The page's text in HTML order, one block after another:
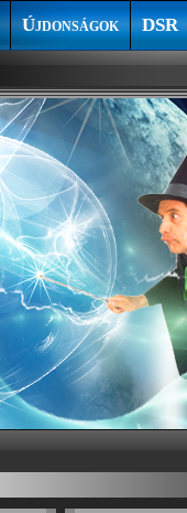
Újdonságok DSR